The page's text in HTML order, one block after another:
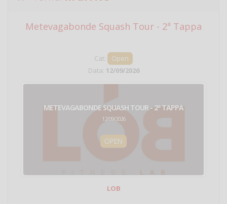
Metevagabonde Squash Tour - 2ª Tappa
Cat:
Open
Data: 12/09/2026
METEVAGABONDE SQUASH TOUR - 2ª TAPPA
12/09/2026
OPEN
LOB